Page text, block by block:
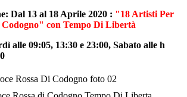
Dal 13 al 18 Aprile 2020 : "18 Artisti Per
Codogno" con Tempo Di Libertà
alle 09:05, 13:30 e 23:00, Sabato alle h